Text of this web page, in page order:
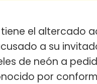
el altercado
a su
de neón a
por